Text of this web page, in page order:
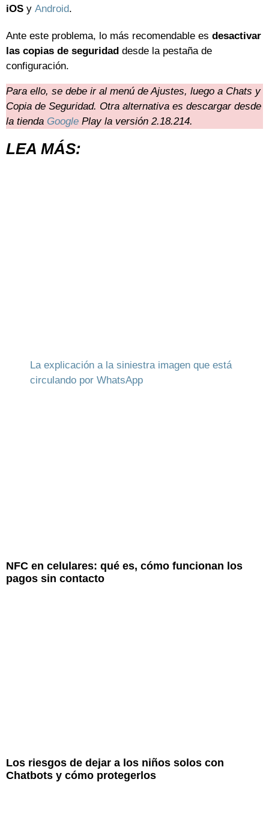
iOS y Android.
Ante este problema, lo más recomendable es desactivar
las copias de seguridad desde la pestaña de
configuración.
Para ello, se debe ir al menú de Ajustes, luego a Chats y
Copia de Seguridad. Otra alternativa es descargar desde
la tienda Google Play la versión 2.18.214.
LEA MÁS:
La explicación a la siniestra imagen que está
circulando por WhatsApp
NFC en celulares: qué es, cómo funcionan los
pagos sin contacto
Los riesgos de dejar a los niños solos con
Chatbots y cómo protegerlos